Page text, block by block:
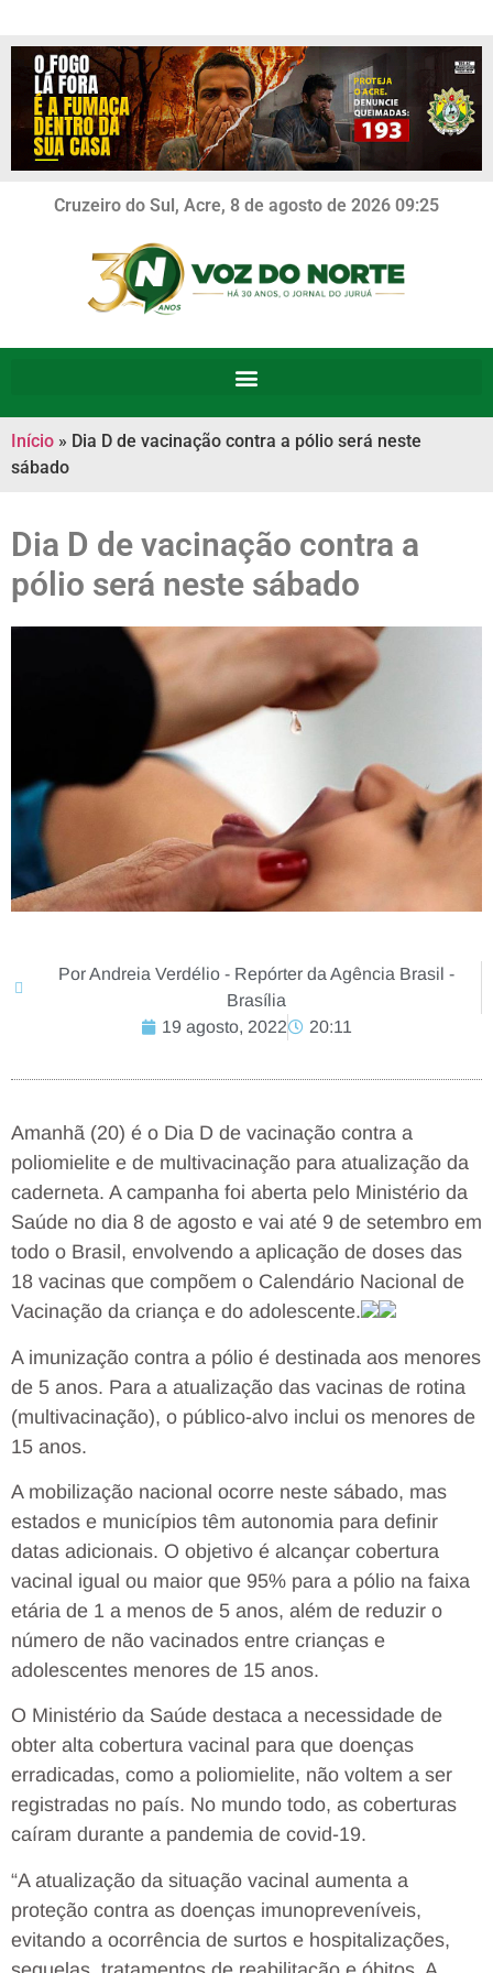
Cruzeiro do Sul, Acre, 8 de agosto de 2026 09:25
Início » Dia D de vacinação contra a pólio será neste
sábado
Dia D de vacinação contra a
pólio será neste sábado
Por Andreia Verdélio - Repórter da Agência Brasil -
Brasília
19 agosto, 2022
20:11
Amanhã (20) é o Dia D de vacinação contra a
poliomielite e de multivacinação para atualização da
caderneta. A campanha foi aberta pelo Ministério da
Saúde no dia 8 de agosto e vai até 9 de setembro em
todo o Brasil, envolvendo a aplicação de doses das
18 vacinas que compõem o Calendário Nacional de
Vacinação da criança e do adolescente.
A imunização contra a pólio é destinada aos menores
de 5 anos. Para a atualização das vacinas de rotina
(multivacinação), o público-alvo inclui os menores de
15 anos.
A mobilização nacional ocorre neste sábado, mas
estados e municípios têm autonomia para definir
datas adicionais. O objetivo é alcançar cobertura
vacinal igual ou maior que 95% para a pólio na faixa
etária de 1 a menos de 5 anos, além de reduzir o
número de não vacinados entre crianças e
adolescentes menores de 15 anos.
O Ministério da Saúde destaca a necessidade de
obter alta cobertura vacinal para que doenças
erradicadas, como a poliomielite, não voltem a ser
registradas no país. No mundo todo, as coberturas
caíram durante a pandemia de covid-19.
“A atualização da situação vacinal aumenta a
proteção contra as doenças imunopreveníveis,
evitando a ocorrência de surtos e hospitalizações,